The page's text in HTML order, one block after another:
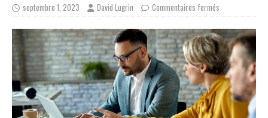
septembre 1, 2023 David Lugrin Commentaires fermés